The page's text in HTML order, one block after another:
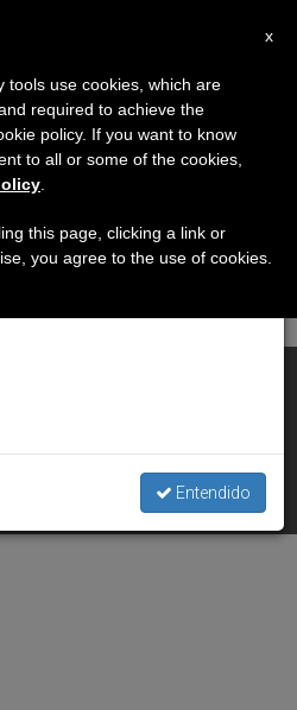
2012
×
agosto haremos la pausa
en el periodo de verano
y también el
Entendido
x
tools use cookies, which are
required to achieve the
policy. If you want to know
to all or some of the cookies,
this page, clicking a link or
you agree to the use of cookies.